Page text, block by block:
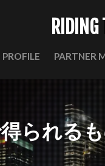
RIDING
PROFILE PARTNER
られる